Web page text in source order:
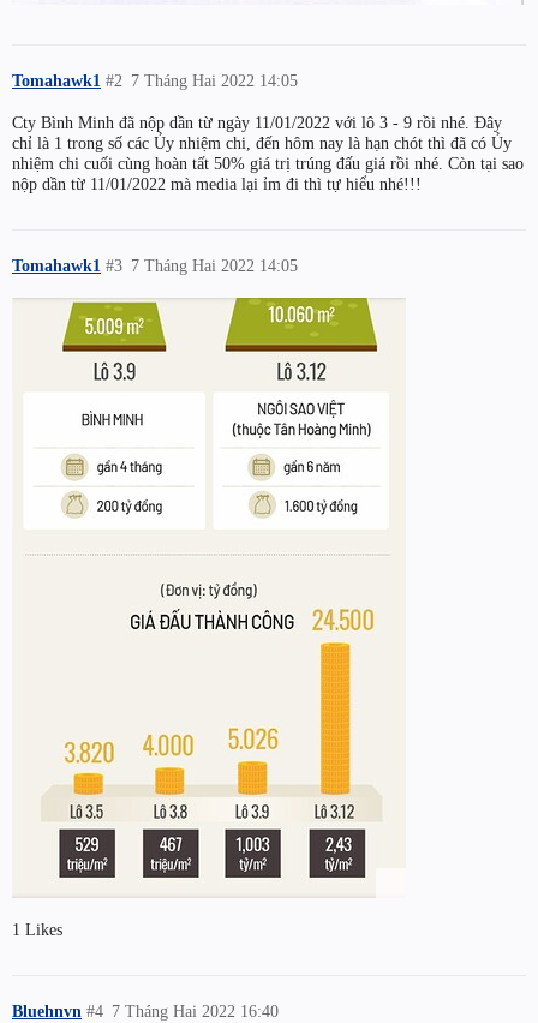
Tomahawk1 7 Tháng Hai 2022 14:05
#2
Cty Bình Minh đã nộp dần từ ngày 11/01/2022 với lô 3 - 9 rồi nhé. Đây
chỉ là 1 trong số các Ủy nhiệm chi, đến hôm nay là hạn chót thì đã có Ủy
nhiệm chi cuối cùng hoàn tất 50% giá trị trúng đấu giá rồi nhé. Còn tại sao
nộp dần từ 11/01/2022 mà media lại ỉm đi thì tự hiểu nhé!!!
Tomahawk1 7 Tháng Hai 2022 14:05
#3
1 Likes
Bluehnvn 7 Tháng Hai 2022 16:40
#4